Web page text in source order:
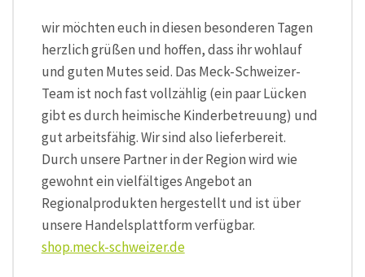
wir möchten euch in diesen besonderen Tagen
herzlich grüßen und hoffen, dass ihr wohlauf
und guten Mutes seid. Das Meck-Schweizer-
Team ist noch fast vollzählig (ein paar Lücken
gibt es durch heimische Kinderbetreuung) und
gut arbeitsfähig. Wir sind also lieferbereit.
Durch unsere Partner in der Region wird wie
gewohnt ein vielfältiges Angebot an
Regionalprodukten hergestellt und ist über
unsere Handelsplattform verfügbar.
shop.meck-schweizer.de